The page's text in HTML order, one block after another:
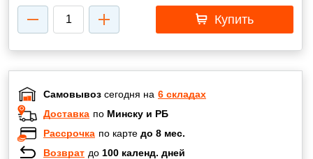
Купить
Самовывоз сегодня на 6 складах
Доставка по Минску и РБ
Рассрочка по карте до 8 мес.
Возврат до 100 календ. дней